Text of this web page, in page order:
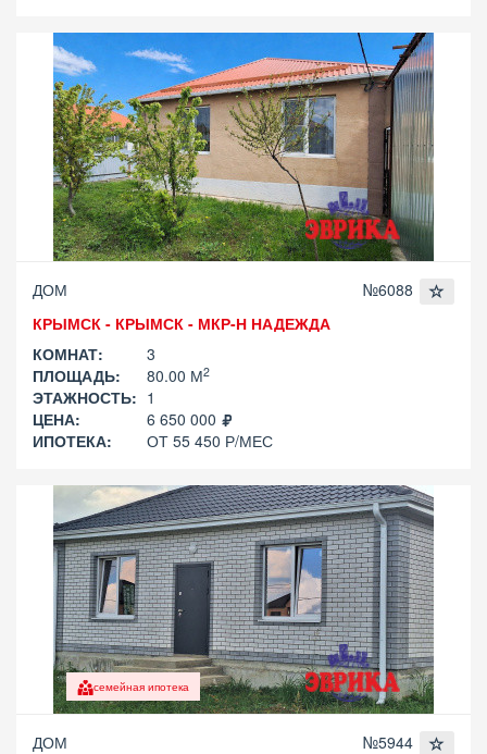
ДОМ
№6088
КРЫМСК - КРЫМСК - МКР-Н НАДЕЖДА
КОМНАТ:
3
ПЛОЩАДЬ:
80.00 М2
ЭТАЖНОСТЬ: 1
ЦЕНА:
6 650 000
ИПОТЕКА:
ОТ 55 450 Р/МЕС
семейная ипотека
ДОМ
№5944